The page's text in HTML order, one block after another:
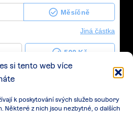
si tento web více
k poskytování svých služeb soubory
Některé z nich jsou nezbytné, o dalších